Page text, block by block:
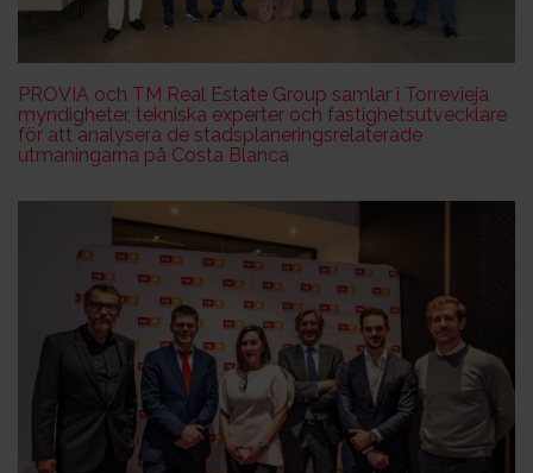
PROVIA och TM Real Estate Group samlar i Torrevieja
myndigheter, tekniska experter och fastighetsutvecklare
för att analysera de stadsplaneringsrelaterade
utmaningarna på Costa Blanca